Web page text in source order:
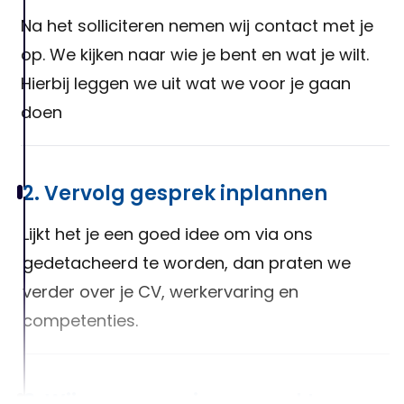
Na het solliciteren nemen wij contact met je
op. We kijken naar wie je bent en wat je wilt.
Hierbij leggen we uit wat we voor je gaan
doen
2. Vervolg gesprek inplannen
Lijkt het je een goed idee om via ons
gedetacheerd te worden, dan praten we
verder over je CV, werkervaring en
competenties.